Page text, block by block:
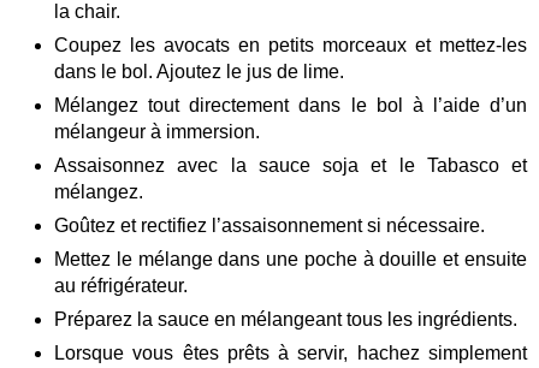
la chair.
Coupez les avocats en petits morceaux et mettez-les
dans le bol. Ajoutez le jus de lime.
Mélangez tout directement dans le bol à l’aide d’un
mélangeur à immersion.
Assaisonnez avec la sauce soja et le Tabasco et
mélangez.
Goûtez et rectifiez l’assaisonnement si nécessaire.
Mettez le mélange dans une poche à douille et ensuite
au réfrigérateur.
Préparez la sauce en mélangeant tous les ingrédients.
Lorsque vous êtes prêts à servir, hachez simplement